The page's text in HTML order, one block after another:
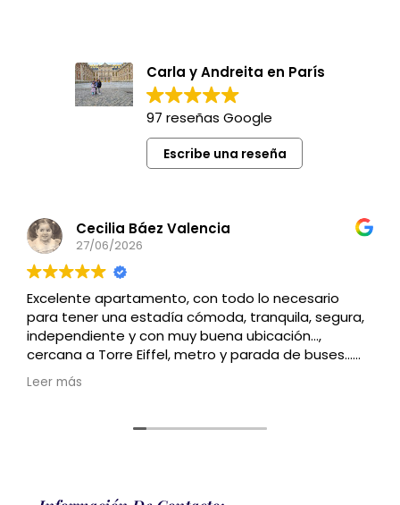
Carla y Andreita en París
97 reseñas Google
Escribe una reseña
Cecilia Báez Valencia
27/06/2026
Excelente apartamento, con todo lo necesario
para tener una estadía cómoda, tranquila, segura,
independiente y con muy buena ubicación…,
cercana a Torre Eiffel, metro y parada de buses…
Recomendado
Leer más